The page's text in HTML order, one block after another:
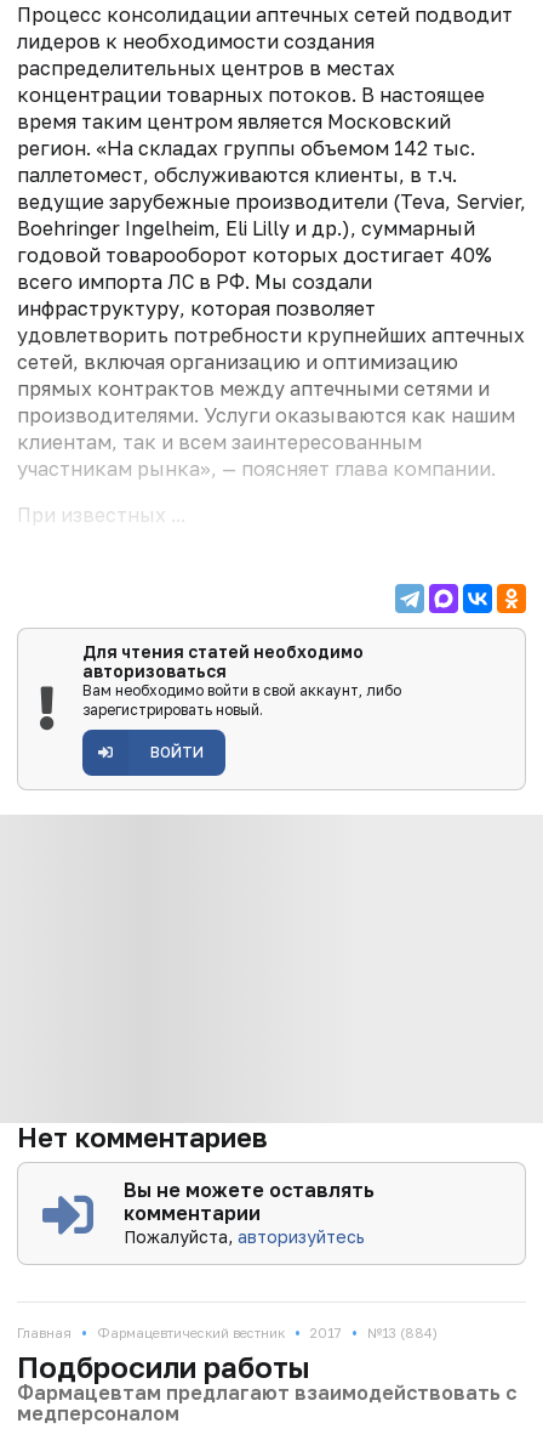
Процесс консолидации аптечных сетей подводит
лидеров к необходимости создания
распределительных центров в местах
концентрации товарных потоков. В настоящее
время таким центром является Московский
регион. «На складах группы объемом 142 тыс.
паллетомест, обслуживаются клиенты, в т.ч.
ведущие зарубежные производители (Teva, Servier,
Boehringer Ingelheim, Eli Lilly и др.), суммарный
годовой товарооборот которых достигает 40%
всего импорта ЛС в РФ. Мы создали
инфраструктуру, которая позволяет
удовлетворить потребности крупнейших аптечных
сетей, включая организацию и оптимизацию
прямых контрактов между аптечными сетями и
производителями. Услуги оказываются как нашим
клиентам, так и всем заинтересованным
участникам рынка», — поясняет глава компании.
При известных ...
Для чтения статей необходимо
авторизоваться
Вам необходимо войти в свой аккаунт, либо
зарегистрировать новый.
ВОЙТИ
Нет комментариев
Вы не можете оставлять
комментарии
Пожалуйста,авторизуйтесь
Главная • Фармацевтический вестник • 2017 • №13 (884)
Подбросили работы
Фармацевтам предлагают взаимодействовать с
медперсоналом